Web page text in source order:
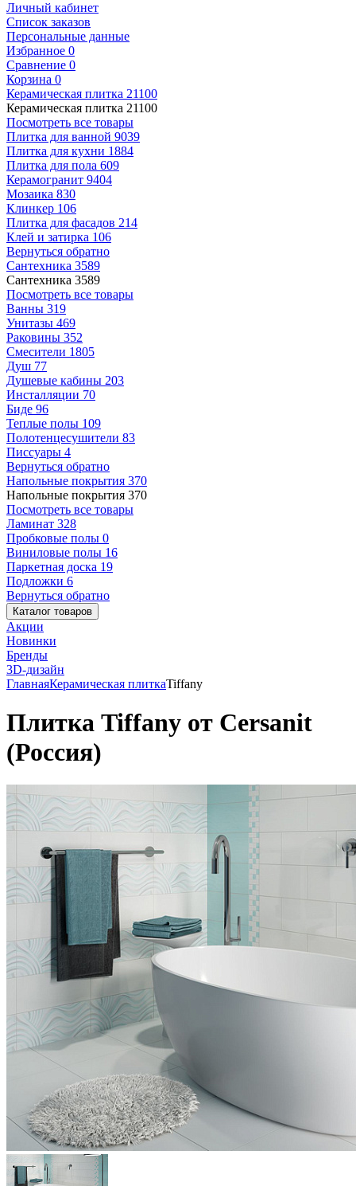
Личный кабинет
Список заказов
Персональные данные
Избранное 0
Сравнение 0
Корзина 0
Керамическая плитка 21100
Керамическая плитка 21100
Посмотреть все товары
Плитка для ванной 9039
Плитка для кухни 1884
Плитка для пола 609
Керамогранит 9404
Мозаика 830
Клинкер 106
Плитка для фасадов 214
Клей и затирка 106
Вернуться обратно
Сантехника 3589
Сантехника 3589
Посмотреть все товары
Ванны 319
Унитазы 469
Раковины 352
Смесители 1805
Душ 77
Душевые кабины 203
Инсталляции 70
Биде 96
Теплые полы 109
Полотенцесушители 83
Писсуары 4
Вернуться обратно
Напольные покрытия 370
Напольные покрытия 370
Посмотреть все товары
Ламинат 328
Пробковые полы 0
Виниловые полы 16
Паркетная доска 19
Подложки 6
Вернуться обратно
Каталог товаров
Акции
Новинки
Бренды
3D-дизайн
ГлавнаяКерамическая плиткаTiffany
Плитка Tiffany от Cersanit
(Россия)